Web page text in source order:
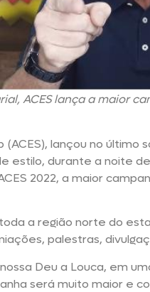
ACES lança a maior
lançou no último
estilo, durante a noite
2022, a maior
a região norte do
palestras,
Deu a Louca, em
será muito maior e